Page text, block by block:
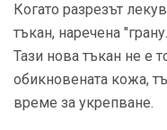
Когато разрезът
тъкан, наречена
Тази нова тъкан не е
обикновената кожа,
време за укрепване.